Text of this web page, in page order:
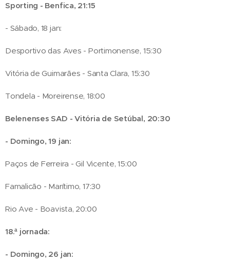
Sporting - Benfica, 21:15
- Sábado, 18 jan:
Desportivo das Aves - Portimonense, 15:30
Vitória de Guimarães - Santa Clara, 15:30
Tondela - Moreirense, 18:00
Belenenses SAD - Vitória de Setúbal, 20:30
- Domingo, 19 jan:
Paços de Ferreira - Gil Vicente, 15:00
Famalicão - Marítimo, 17:30
Rio Ave - Boavista, 20:00
18.ª jornada:
- Domingo, 26 jan: